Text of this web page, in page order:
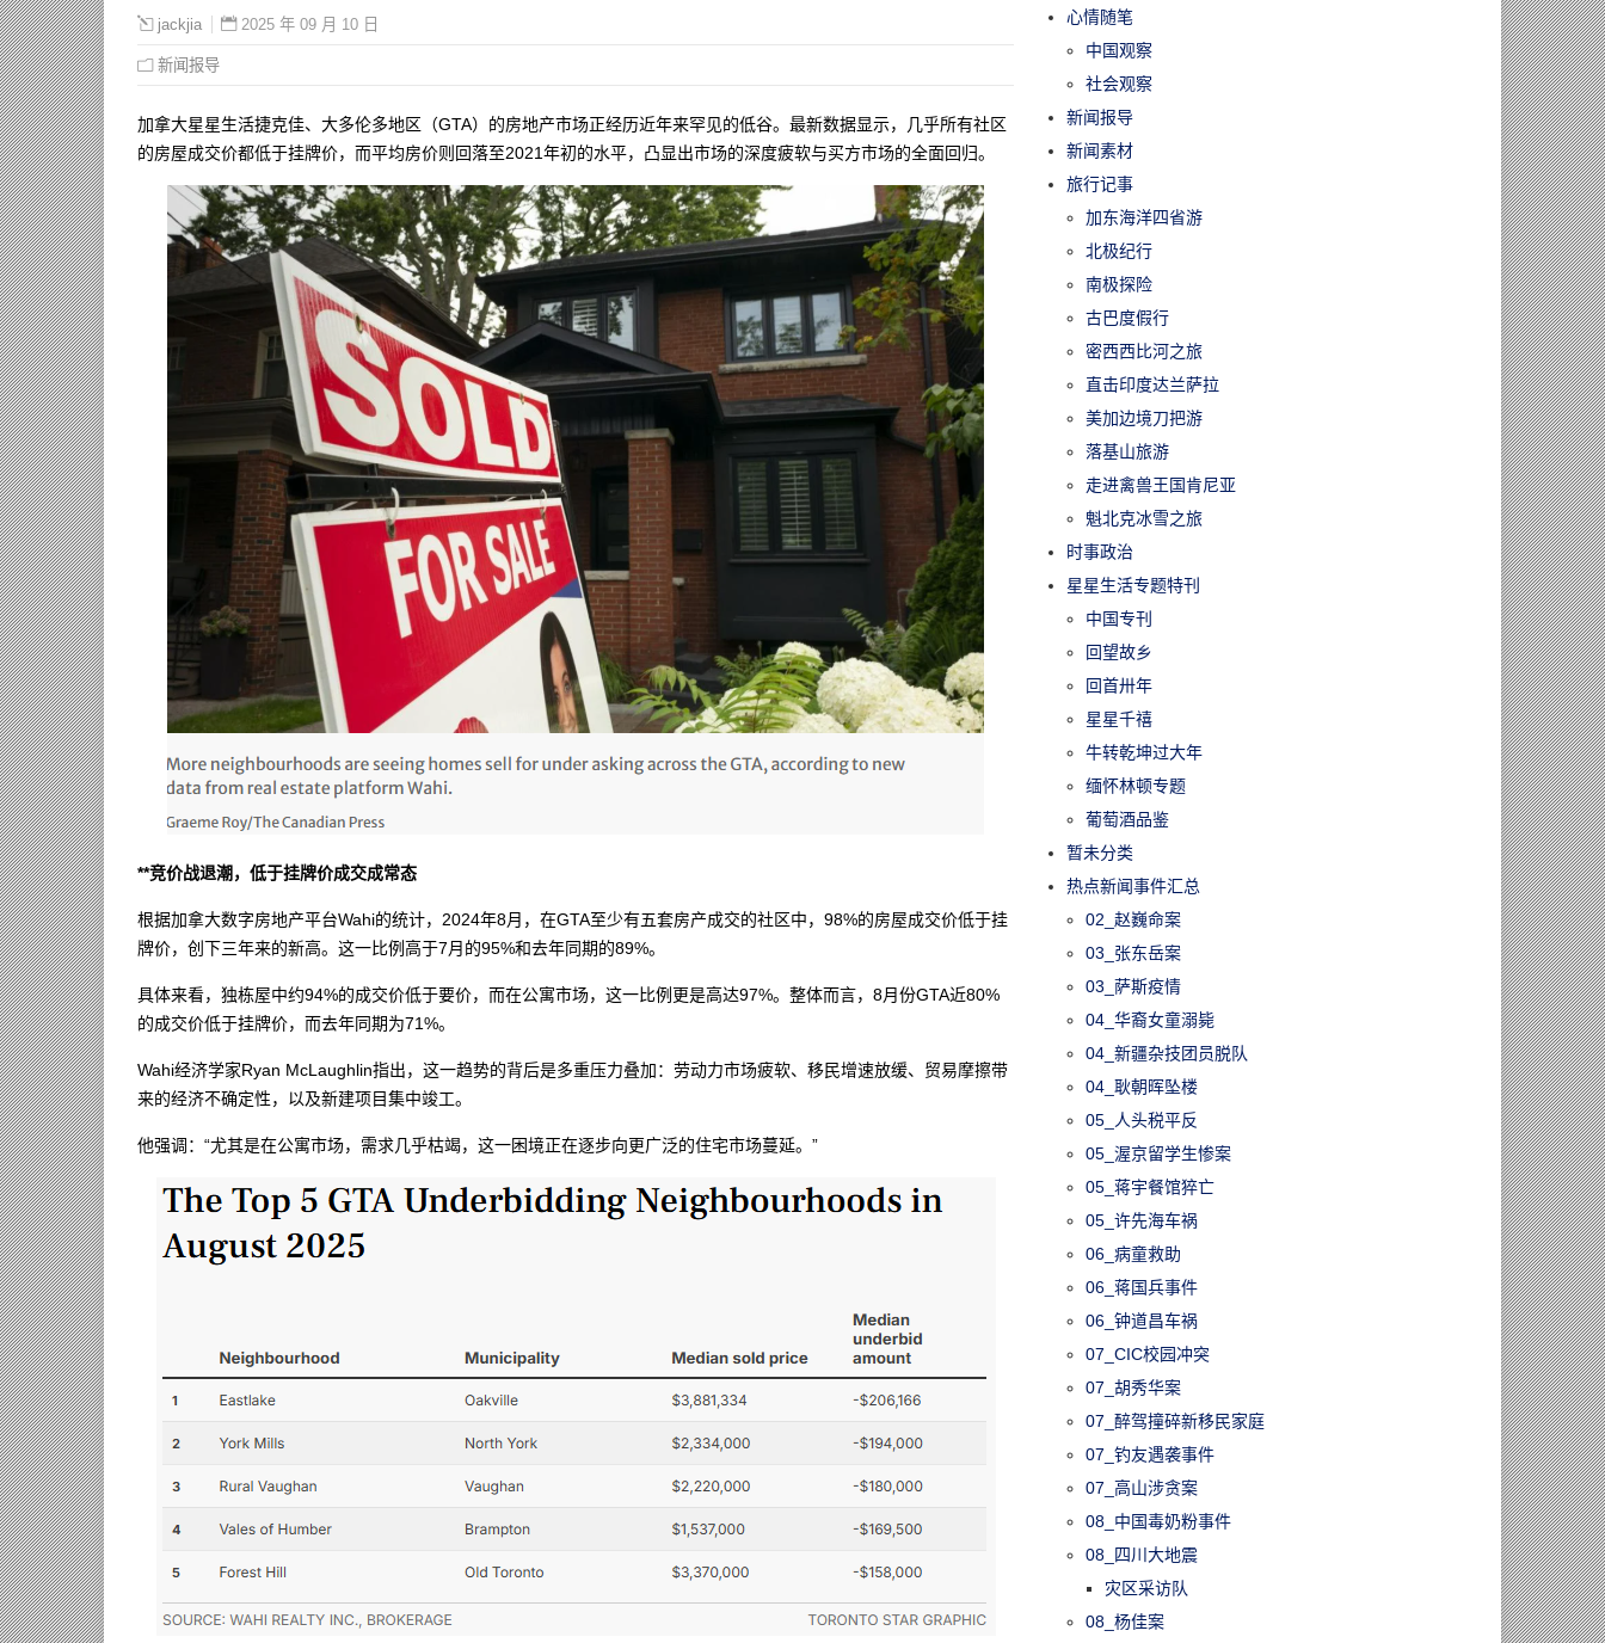
jackjia 2025 年 09 月 10 日
新闻报导
加拿大星星生活捷克佳、大多伦多地区（GTA）的房地产市场正经历近年来罕见的低谷。最新数据显示，几乎所有社区
的房屋成交价都低于挂牌价，而平均房价则回落至2021年初的水平，凸显出市场的深度疲软与买方市场的全面回归。
**竞价战退潮，低于挂牌价成交成常态
根据加拿大数字房地产平台Wahi的统计，2024年8月，在GTA至少有五套房产成交的社区中，98%的房屋成交价低于挂
牌价，创下三年来的新高。这一比例高于7月的95%和去年同期的89%。
具体来看，独栋屋中约94%的成交价低于要价，而在公寓市场，这一比例更是高达97%。整体而言，8月份GTA近80%
的成交价低于挂牌价，而去年同期为71%。
Wahi经济学家Ryan McLaughlin指出，这一趋势的背后是多重压力叠加：劳动力市场疲软、移民增速放缓、贸易摩擦带
来的经济不确定性，以及新建项目集中竣工。
他强调：“尤其是在公寓市场，需求几乎枯竭，这一困境正在逐步向更广泛的住宅市场蔓延。”
心情随笔
中国观察
社会观察
新闻报导
新闻素材
旅行记事
加东海洋四省游
北极纪行
南极探险
古巴度假行
密西西比河之旅
直击印度达兰萨拉
美加边境刀把游
落基山旅游
走进禽兽王国肯尼亚
魁北克冰雪之旅
时事政治
星星生活专题特刊
中国专刊
回望故乡
回首卅年
星星千禧
牛转乾坤过大年
缅怀林顿专题
葡萄酒品鉴
暂未分类
热点新闻事件汇总
02_赵巍命案
03_张东岳案
03_萨斯疫情
04_华裔女童溺毙
04_新疆杂技团员脱队
04_耿朝晖坠楼
05_人头税平反
05_渥京留学生惨案
05_蒋宇餐馆猝亡
05_许先海车祸
06_病童救助
06_蒋国兵事件
06_钟道昌车祸
07_CIC校园冲突
07_胡秀华案
07_醉驾撞碎新移民家庭
07_钓友遇袭事件
07_高山涉贪案
08_中国毒奶粉事件
08_四川大地震
灾区采访队
08_杨佳案